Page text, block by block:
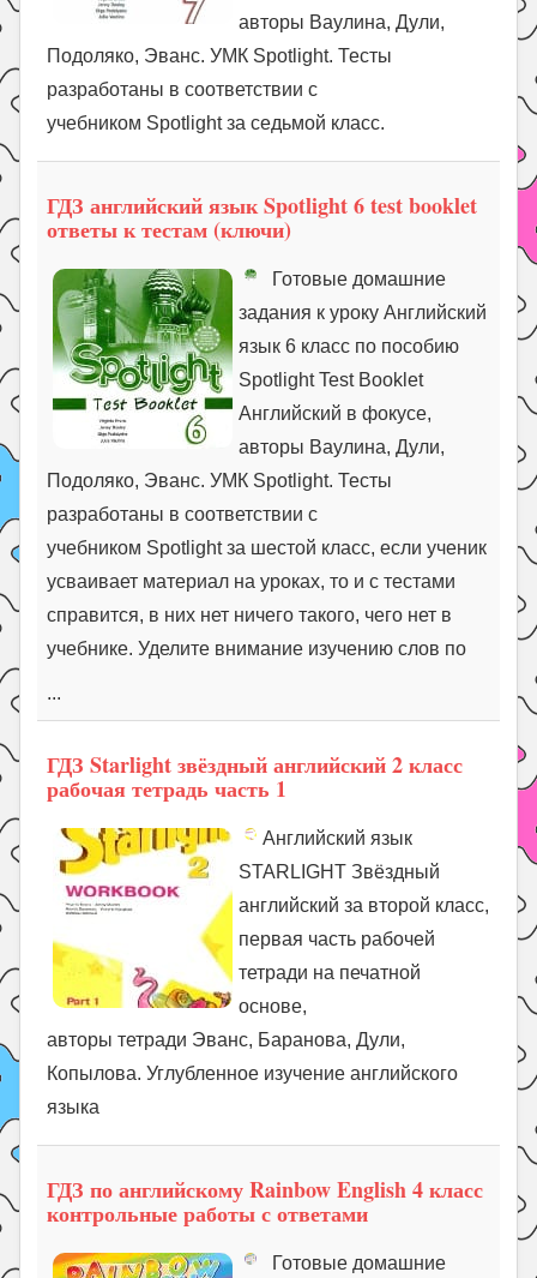
авторы Ваулина, Дули,
Подоляко, Эванс. УМК Spotlight. Тесты
разработаны в соответствии с
учебником Spotlight за седьмой класс.
ГДЗ английский язык Spotlight 6 test booklet
ответы к тестам (ключи)
Готовые домашние
задания к уроку Английский
язык 6 класс по пособию
Spotlight Test Booklet
Английский в фокусе,
авторы Ваулина, Дули,
Подоляко, Эванс. УМК Spotlight. Тесты
разработаны в соответствии с
учебником Spotlight за шестой класс, если ученик
усваивает материал на уроках, то и с тестами
справится, в них нет ничего такого, чего нет в
учебнике. Уделите внимание изучению слов по
...
ГДЗ Starlight звёздный английский 2 класс
рабочая тетрадь часть 1
Английский язык
STARLIGHT Звёздный
английский за второй класс,
первая часть рабочей
тетради на печатной
основе,
авторы тетради Эванс, Баранова, Дули,
Копылова. Углубленное изучение английского
языка
ГДЗ по английскому Rainbow English 4 класс
контрольные работы с ответами
Готовые домашние